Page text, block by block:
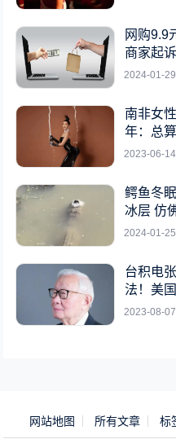
网购9.9
商家起
2024-01-29
南非女
年：总
2023-06-14
鳄鱼冬
冰层 仿
2024-01-25
台积电
法！美
2023-08-07
网站地图 所有文章 标